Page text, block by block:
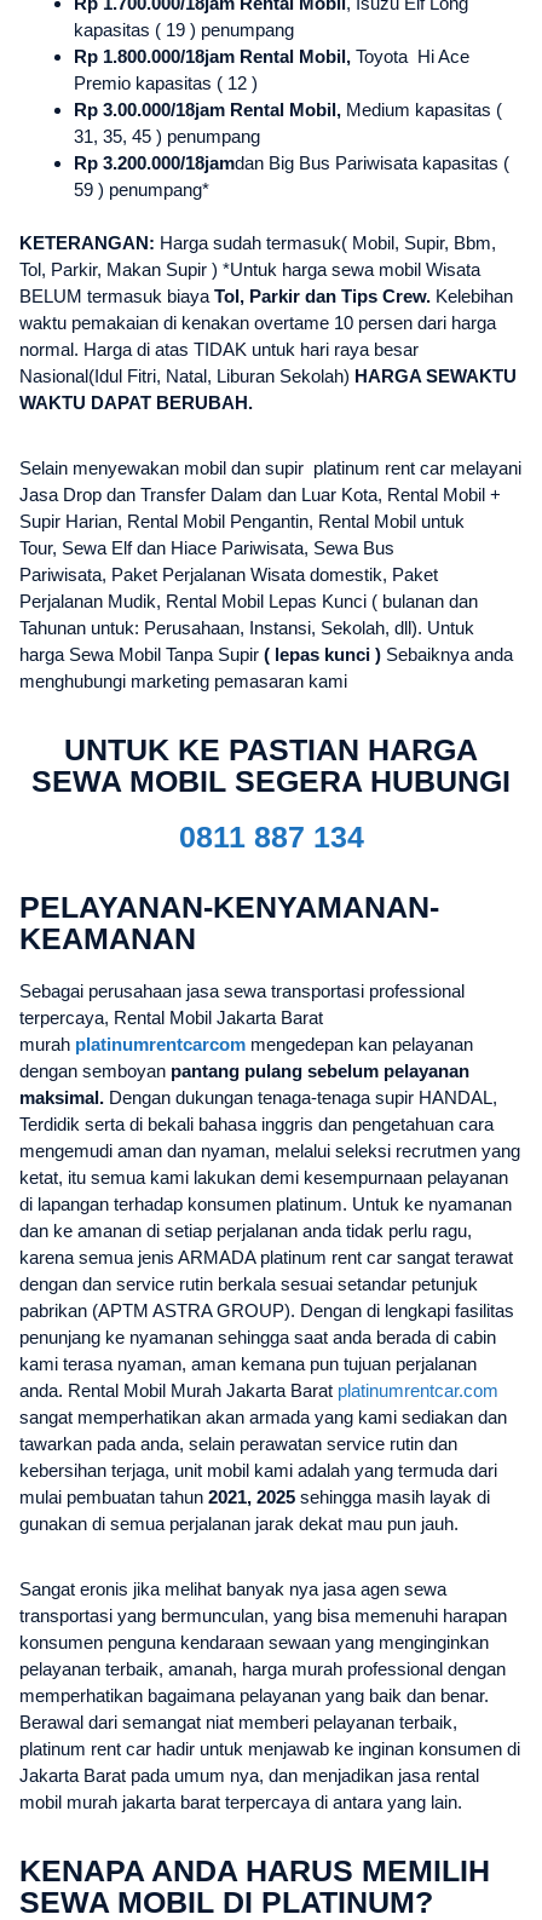
kapasitas ( 19 ) penumpang
Rp 1.800.000/18jam Rental Mobil, Toyota Hi Ace
Premio kapasitas ( 12 )
Rp 3.00.000/18jam Rental Mobil, Medium kapasitas (
31, 35, 45 ) penumpang
Rp 3.200.000/18jamdan Big Bus Pariwisata kapasitas (
59 ) penumpang*
KETERANGAN: Harga sudah termasuk( Mobil, Supir, Bbm,
Tol, Parkir, Makan Supir ) *Untuk harga sewa mobil Wisata
BELUM termasuk biaya Tol, Parkir dan Tips Crew. Kelebihan
waktu pemakaian di kenakan overtame 10 persen dari harga
normal. Harga di atas TIDAK untuk hari raya besar
Nasional(Idul Fitri, Natal, Liburan Sekolah) HARGA SEWAKTU
WAKTU DAPAT BERUBAH.
Selain menyewakan mobil dan supir platinum rent car melayani
Jasa Drop dan Transfer Dalam dan Luar Kota, Rental Mobil +
Supir Harian, Rental Mobil Pengantin, Rental Mobil untuk
Tour, Sewa Elf dan Hiace Pariwisata, Sewa Bus
Pariwisata, Paket Perjalanan Wisata domestik, Paket
Perjalanan Mudik, Rental Mobil Lepas Kunci ( bulanan dan
Tahunan untuk: Perusahaan, Instansi, Sekolah, dll). Untuk
harga Sewa Mobil Tanpa Supir ( lepas kunci ) Sebaiknya anda
menghubungi marketing pemasaran kami
UNTUK KE PASTIAN HARGA
SEWA MOBIL SEGERA HUBUNGI
0811 887 134
PELAYANAN-KENYAMANAN-
KEAMANAN
Sebagai perusahaan jasa sewa transportasi professional
terpercaya, Rental Mobil Jakarta Barat
murah platinumrentcarcom mengedepan kan pelayanan
dengan semboyan pantang pulang sebelum pelayanan
maksimal. Dengan dukungan tenaga-tenaga supir HANDAL,
Terdidik serta di bekali bahasa inggris dan pengetahuan cara
mengemudi aman dan nyaman, melalui seleksi recrutmen yang
ketat, itu semua kami lakukan demi kesempurnaan pelayanan
di lapangan terhadap konsumen platinum. Untuk ke nyamanan
dan ke amanan di setiap perjalanan anda tidak perlu ragu,
karena semua jenis ARMADA platinum rent car sangat terawat
dengan dan service rutin berkala sesuai setandar petunjuk
pabrikan (APTM ASTRA GROUP). Dengan di lengkapi fasilitas
penunjang ke nyamanan sehingga saat anda berada di cabin
kami terasa nyaman, aman kemana pun tujuan perjalanan
anda. Rental Mobil Murah Jakarta Barat platinumrentcar.com
sangat memperhatikan akan armada yang kami sediakan dan
tawarkan pada anda, selain perawatan service rutin dan
kebersihan terjaga, unit mobil kami adalah yang termuda dari
mulai pembuatan tahun 2021, 2025 sehingga masih layak di
gunakan di semua perjalanan jarak dekat mau pun jauh.
Sangat eronis jika melihat banyak nya jasa agen sewa
transportasi yang bermunculan, yang bisa memenuhi harapan
konsumen penguna kendaraan sewaan yang menginginkan
pelayanan terbaik, amanah, harga murah professional dengan
memperhatikan bagaimana pelayanan yang baik dan benar.
Berawal dari semangat niat memberi pelayanan terbaik,
platinum rent car hadir untuk menjawab ke inginan konsumen di
Jakarta Barat pada umum nya, dan menjadikan jasa rental
mobil murah jakarta barat terpercaya di antara yang lain.
KENAPA ANDA HARUS MEMILIH
SEWA MOBIL DI PLATINUM?